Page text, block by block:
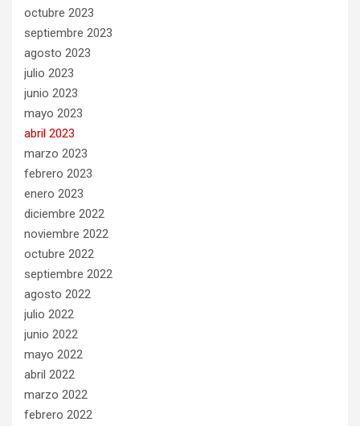
octubre 2023
septiembre 2023
agosto 2023
julio 2023
junio 2023
mayo 2023
abril 2023
marzo 2023
febrero 2023
enero 2023
diciembre 2022
noviembre 2022
octubre 2022
septiembre 2022
agosto 2022
julio 2022
junio 2022
mayo 2022
abril 2022
marzo 2022
febrero 2022